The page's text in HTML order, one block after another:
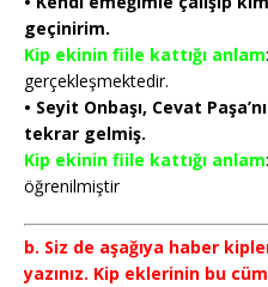
geçinirim.
Kip ekinin fiile kattığı anlam
gerçekleşmektedir.
• Seyit Onbaşı, Cevat
tekrar gelmiş.
Kip ekinin fiile kattığı anlam
öğrenilmiştir
b. Siz de aşağıya haber
yazınız. Kip eklerinin bu